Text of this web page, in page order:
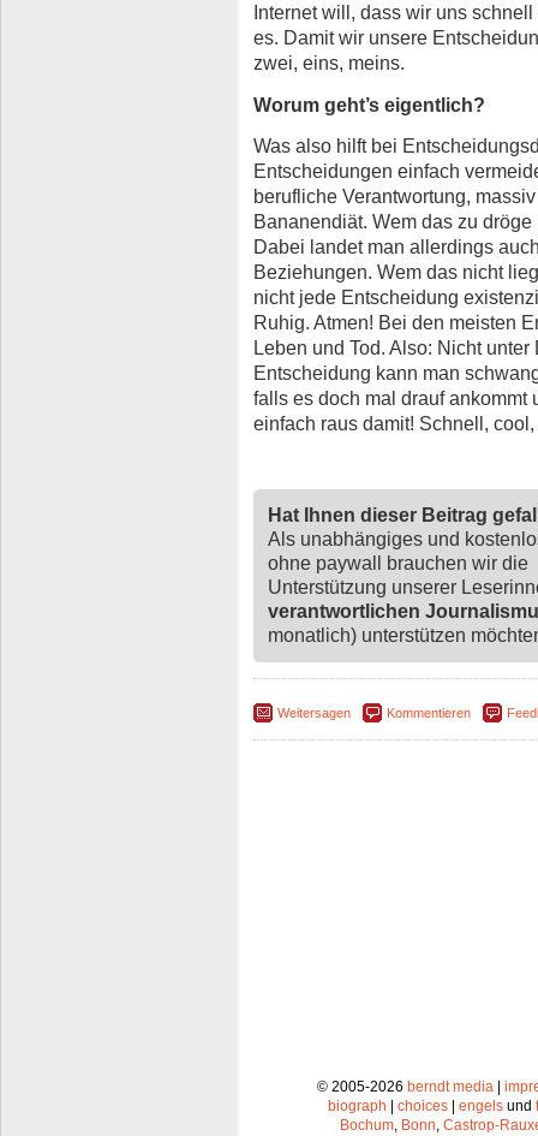
Internet will, dass wir uns
es. Damit wir unsere
zwei, eins, meins.
Worum geht’s eigentlich?
Was also hilft bei
Entscheidungen einfach
berufliche Verantwortung,
Bananendiät. Wem das zu
Dabei landet man allerdings
Beziehungen. Wem das nicht
nicht jede Entscheidung
Ruhig. Atmen! Bei den meisten
Leben und Tod. Also: Nicht
Entscheidung kann man
falls es doch mal drauf
einfach raus damit! Schnell,
Hat Ihnen dieser Beitrag
Als unabhängiges und
ohne paywall brauchen wir die
Unterstützung unserer
verantwortlichen
monatlich) unterstützen
Weitersagen Kommentieren
© 2005-2026 berndt media|
biograph
choices engels und
Bochum, Bonn, Castrop-